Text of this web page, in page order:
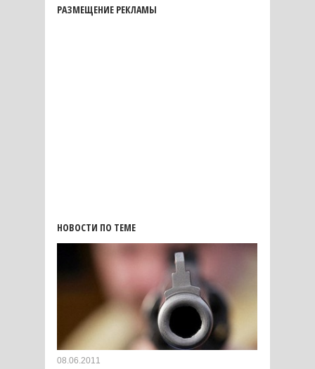
РАЗМЕЩЕНИЕ РЕКЛАМЫ
НОВОСТИ ПО ТЕМЕ
08.06.2011